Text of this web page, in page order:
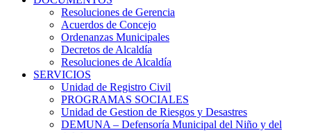
Resoluciones de Gerencia
Acuerdos de Concejo
Ordenanzas Municipales
Decretos de Alcaldía
Resoluciones de Alcaldía
SERVICIOS
Unidad de Registro Civil
PROGRAMAS SOCIALES
Unidad de Gestion de Riesgos y Desastres
DEMUNA – Defensoría Municipal del Niño y del